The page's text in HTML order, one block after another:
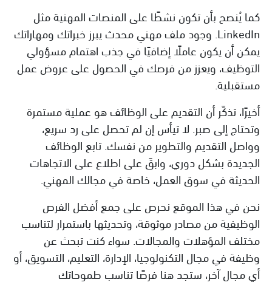
كما يُنصح بأن تكون نشطًا على المنصات المهنية مثل
LinkedIn. وجود ملف مهني محدث يبرز خبراتك ومهاراتك
يمكن أن يكون عاملًا إضافيًا في جذب اهتمام مسؤولي
التوظيف، ويعزز من فرصك في الحصول على عروض عمل
مستقبلية.
أخيرًا، تذكّر أن التقديم على الوظائف هو عملية مستمرة
وتحتاج إلى صبر. لا تيأس إن لم تحصل على رد سريع،
وواصل التقديم والتطوير من نفسك. تابع الوظائف
الجديدة بشكل دوري، وابقَ على اطلاع على الاتجاهات
الحديثة في سوق العمل، خاصة في مجالك المهني.
نحن في هذا الموقع نحرص على جمع أفضل الفرص
الوظيفية من مصادر موثوقة، وتحديثها باستمرار لتناسب
مختلف المؤهلات والمجالات. سواء كنت تبحث عن
وظيفة في مجال التكنولوجيا، الإدارة، التعليم، التسويق، أو
أي مجال آخر، ستجد هنا فرصًا تناسب طموحاتك